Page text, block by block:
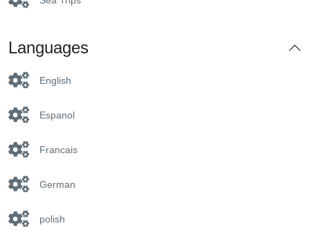
Languages
English
Espanol
Francais
German
polish